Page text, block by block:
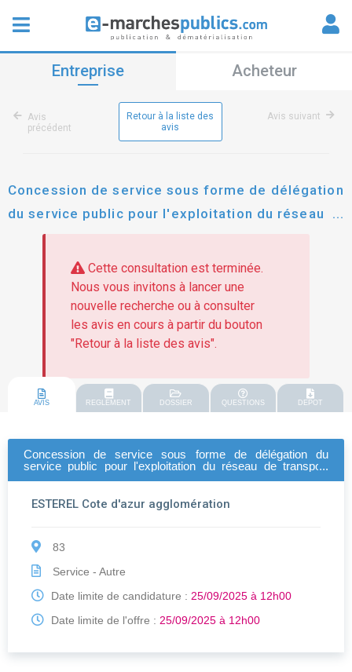
Entreprise Acheteur
Avis
précédent
Retour à la liste des
avis
Avis suivant
Concession de service sous forme de délégation
du service public pour l'exploitation du réseau
de transport urbain collectif et scolaire
Cette consultation est terminée.
Nous vous invitons à lancer une
nouvelle recherche ou à consulter
les avis en cours à partir du bouton
"Retour à la liste des avis".
AVIS REGLEMENT DOSSIER QUESTIONS DEPOT
Concession de service sous forme de délégation du
service public pour l'exploitation du réseau de transport
ESTEREL Cote d'azur agglomération
83
Service - Autre
Date limite de candidature : 25/09/2025 à 12h00
Date limite de l'offre : 25/09/2025 à 12h00